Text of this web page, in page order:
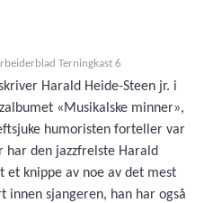
Terningkast 6
Harald Heide-Steen jr. i
«Musikalske minner»,
humoristen forteller var
den jazzfrelste Harald
et knippe av noe av det mest
innen sjangeren, han har også